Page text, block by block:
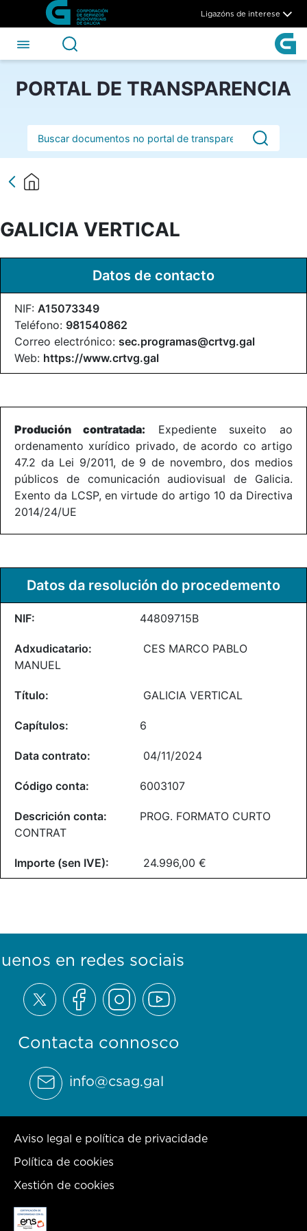
Skip to Main Content
GALICIA VERTICAL - CSAG
Ligazóns de interese
PORTAL DE TRANSPARENCIA
Barra de busca
GALICIA VERTICAL
Datos de contacto
NIF: A15073349
Teléfono: 981540862
Correo electrónico: sec.programas@crtvg.gal
Web: https://www.crtvg.gal
Produción contratada: Expediente suxeito ao
ordenamento xurídico privado, de acordo co artigo
47.2 da Lei 9/2011, de 9 de novembro, dos medios
públicos de comunicación audiovisual de Galicia.
Exento da LCSP, en virtude do artigo 10 da Directiva
2014/24/UE
Datos da resolución do procedemento
44809715B
CES MARCO PABLO
MANUEL
GALICIA VERTICAL
6
04/11/2024
6003107
PROG. FORMATO CURTO
CONTRAT
24.996,00 €
Contacta connosco
info@csag.gal
en redes sociais
Aviso legal e política de privacidade
Política de cookies
Xestión de cookies